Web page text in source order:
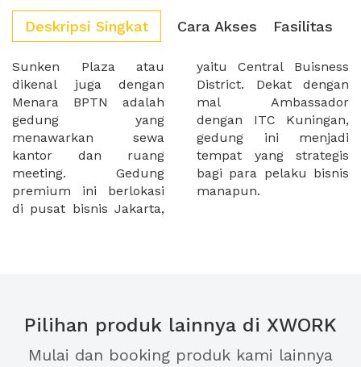
Deskripsi Singkat Cara Akses Fasilitas
Sunken Plaza atau
dikenal juga dengan
Menara BPTN adalah
gedung yang
menawarkan sewa
kantor dan ruang
meeting. Gedung
premium ini berlokasi
di pusat bisnis Jakarta,
yaitu Central Buisness
District. Dekat dengan
mal Ambassador
dengan ITC Kuningan,
gedung ini menjadi
tempat yang strategis
bagi para pelaku bisnis
manapun.
Pilihan produk lainnya di XWORK
Mulai dan booking produk kami lainnya